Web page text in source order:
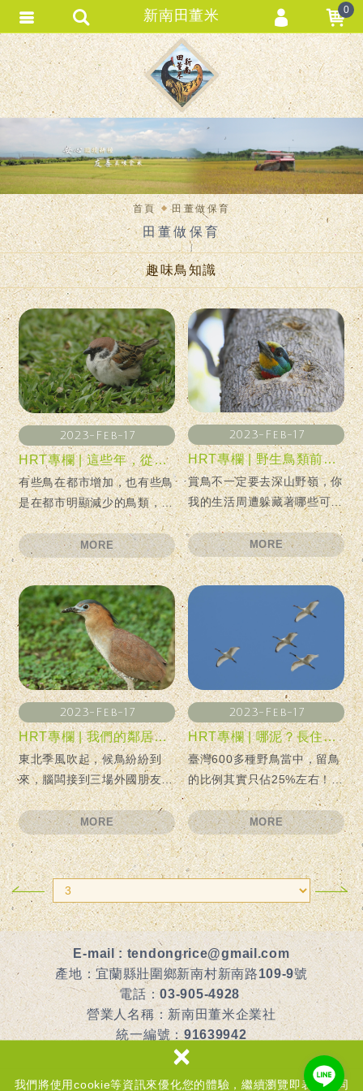
我們將使用cookie等資訊來優化您的體驗，繼續瀏覽即表示您同
×
首頁 田董做保育
田董做保育
趣味鳥知識
2023-Feb-17
HRT專欄 | 這些年，從都市裡消失的那些小鳥們
有些鳥在都市增加，也有些鳥
是在都市明顯減少的鳥類，其
中之一正是麻雀，蝦咪？有沒
有搞錯？
MORE
2023-Feb-17
HRT專欄 | 野生鳥類前進都市？那些躲在你我身邊的可愛小萌鳥們
賞鳥不一定要去深山野嶺，你
我的生活周遭躲藏著哪些可愛
的小鄰居呢？！
MORE
2023-Feb-17
HRT專欄 | 我們的鄰居是他們的寶貝，外國人來臺灣都賞什麼鳥？
東北季風吹起，候鳥紛紛到
來，腦闆接到三場外國朋友的
賞鳥邀約...
MORE
2023-Feb-17
HRT專欄 | 哪泥？長住客只有四分之一！臺灣其他「野鳥」都是什麼來頭？
臺灣600多種野鳥當中，留鳥
的比例其實只佔25%左右！
咦？那另外75%是什麼？
MORE
E-mail : tendongrice@gmail.com
產地：宜蘭縣壯圍鄉新南村新南路109-9號
電話：03-905-4928
營業人名稱：新南田董米企業社
統一編號：91639942
食品業者登錄字號：G-191639942-00000-7
新南田董米 0
會員登入
會員註冊
忘記密碼
訂單查詢
匯款通知